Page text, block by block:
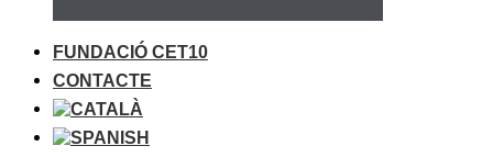
FUNDACIÓ CET10
CONTACTE